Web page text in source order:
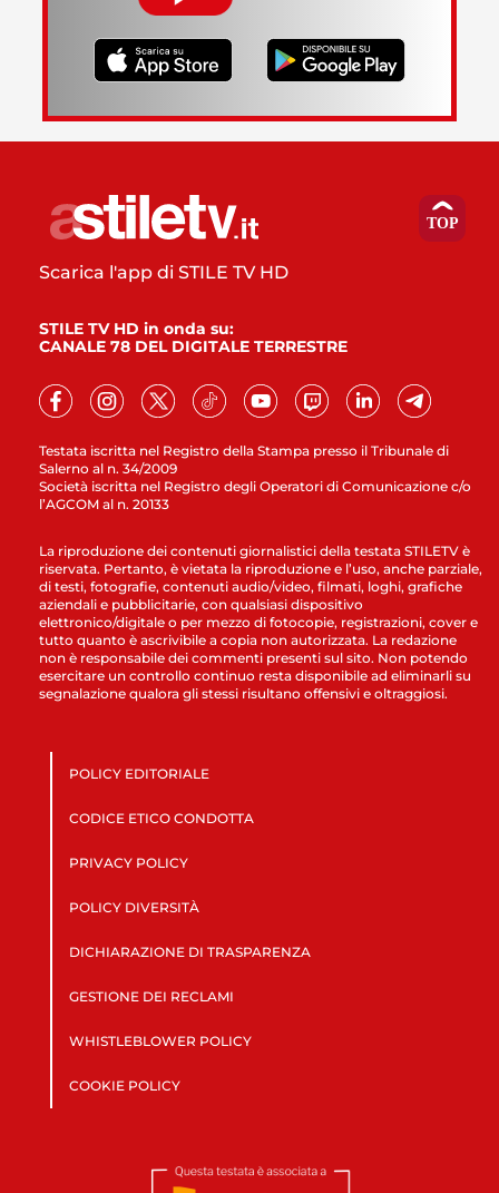
Testata iscritta nel Registro della Stampa presso il Tribunale di
Salerno al n. 34/2009
Società iscritta nel Registro degli Operatori di Comunicazione c/o
l’AGCOM al n. 20133
Scarica l'app di STILE TV HD
STILE TV HD in onda su:
CANALE 78 DEL DIGITALE TERRESTRE
La riproduzione dei contenuti giornalistici della testata STILETV è
riservata. Pertanto, è vietata la riproduzione e l’uso, anche parziale,
di testi, fotografie, contenuti audio/video, filmati, loghi, grafiche
aziendali e pubblicitarie, con qualsiasi dispositivo
elettronico/digitale o per mezzo di fotocopie, registrazioni, cover e
tutto quanto è ascrivibile a copia non autorizzata. La redazione
non è responsabile dei commenti presenti sul sito. Non potendo
esercitare un controllo continuo resta disponibile ad eliminarli su
segnalazione qualora gli stessi risultano offensivi e oltraggiosi.
POLICY EDITORIALE
CODICE ETICO CONDOTTA
PRIVACY POLICY
POLICY DIVERSITÀ
DICHIARAZIONE DI TRASPARENZA
GESTIONE DEI RECLAMI
WHISTLEBLOWER POLICY
COOKIE POLICY